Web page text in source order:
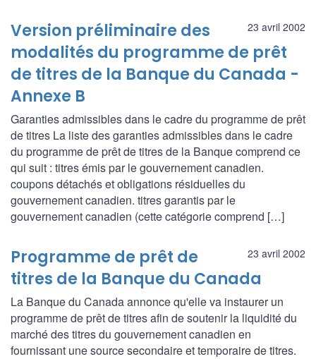
23 avril 2002
Version préliminaire des
modalités du programme de prêt
de titres de la Banque du Canada -
Annexe B
Garanties admissibles dans le cadre du programme de prêt
de titres La liste des garanties admissibles dans le cadre
du programme de prêt de titres de la Banque comprend ce
qui suit : titres émis par le gouvernement canadien.
coupons détachés et obligations résiduelles du
gouvernement canadien. titres garantis par le
gouvernement canadien (cette catégorie comprend […]
23 avril 2002
Programme de prêt de
titres de la Banque du Canada
La Banque du Canada annonce qu'elle va instaurer un
programme de prêt de titres afin de soutenir la liquidité du
marché des titres du gouvernement canadien en
fournissant une source secondaire et temporaire de titres.